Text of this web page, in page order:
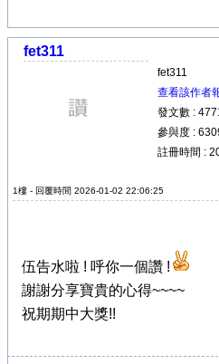
fet311
fet311
查看該作者
發文數 :
參與度 :
註冊時間 :
1樓 - 回覆時間 2026-01-02 22:06:25
伍告水啦 ! 呼你一個讚 !
謝謝分享寶貴的心得~~~~
祝期期中大獎!!